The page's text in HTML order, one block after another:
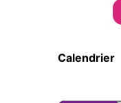
Calendrier